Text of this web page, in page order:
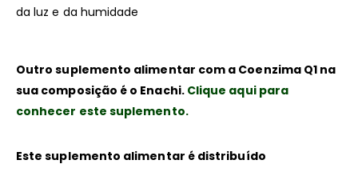
da luz e da humidade
Outro suplemento alimentar com a Coenzima Q1 na
sua composição é o Enachi. Clique aqui para
conhecer este suplemento.
Este suplemento alimentar é distribuído